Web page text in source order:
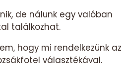
de nálunk egy valóban
találkozhat.
hogy mi rendelkezünk az
választékával.